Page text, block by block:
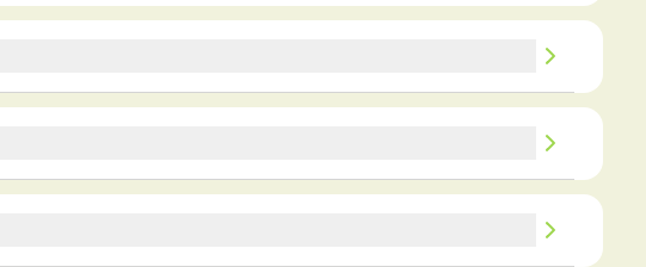
e profundidades, mas a qualidade geral pode ser limitada.
tremidos em situações de pouca luz ou com movimentos. A
de informações sobre tecnologias de carregamento rápido é